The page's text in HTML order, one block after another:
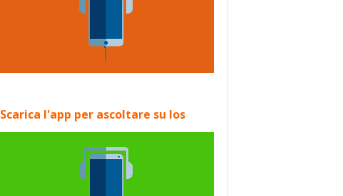
Scarica l'app per ascoltare su Ios